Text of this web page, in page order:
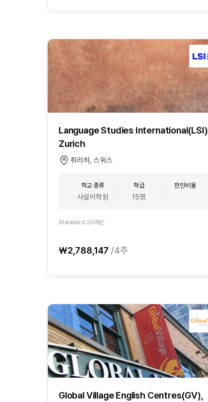
Language Studies International(LSI),
Zurich
취리히, 스위스
학교 종류
사설어학원
학급
15명
한인비율
Standard 20레슨
₩2,788,147 /4주
Global Village English Centres(GV),